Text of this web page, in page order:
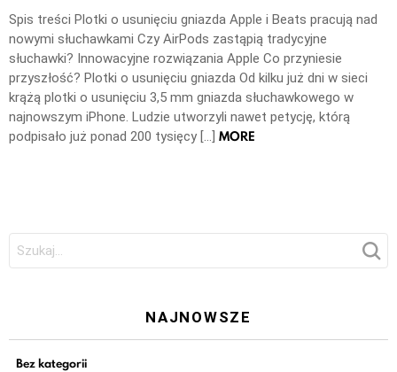
Spis treści Plotki o usunięciu gniazda Apple i Beats pracują nad
nowymi słuchawkami Czy AirPods zastąpią tradycyjne
słuchawki? Innowacyjne rozwiązania Apple Co przyniesie
przyszłość? Plotki o usunięciu gniazda Od kilku już dni w sieci
krążą plotki o usunięciu 3,5 mm gniazda słuchawkowego w
najnowszym iPhone. Ludzie utworzyli nawet petycję, którą
podpisało już ponad 200 tysięcy […] MORE
Szukaj:
NAJNOWSZE
Bez kategorii